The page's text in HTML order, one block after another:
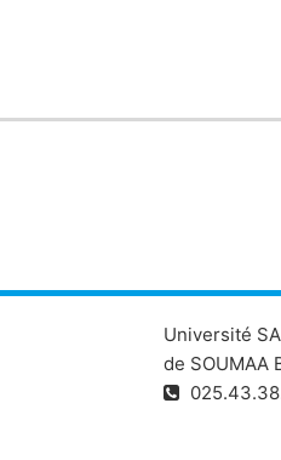
Université
de SOUMAA